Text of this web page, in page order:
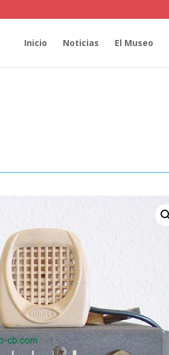
Inicio Noticias El Museo